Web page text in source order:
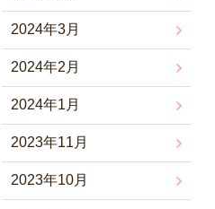
2024年3月
2024年2月
2024年1月
2023年11月
2023年10月